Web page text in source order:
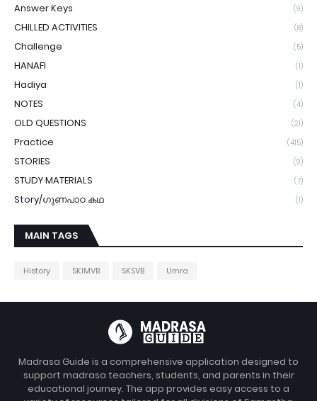
Answer Keys (9)
CHILLED ACTIVITIES (8)
Challenge (5)
HANAFI (1)
Hadiya (1)
NOTES (4)
OLD QUESTIONS (21)
Practice (415)
STORIES (9)
STUDY MATERIALS (7)
Story/ഗുണപാഠ കഥ (1)
MAIN TAGS
History SKIMVB SKSVB Umra
Madrasa Guide is a comprehensive application designed to
support madrasa teachers, students, and parents in their
educational journey. The app provides easy access to a